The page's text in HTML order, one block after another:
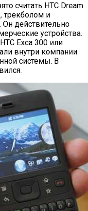
считать HTC Dream
трекболом и
Он действительно
устройства.
Exca 300 или
внутри компании
системы. В